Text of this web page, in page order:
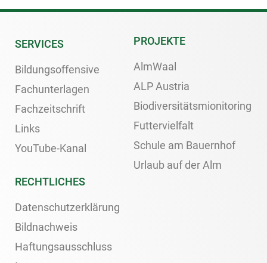
SERVICES
Bildungsoffensive
Fachunterlagen
Fachzeitschrift
Links
YouTube-Kanal
PROJEKTE
AlmWaal
ALP Austria
Biodiversitätsmionitoring
Futtervielfalt
Schule am Bauernhof
Urlaub auf der Alm
RECHTLICHES
Datenschutzerklärung
Bildnachweis
Haftungsausschluss